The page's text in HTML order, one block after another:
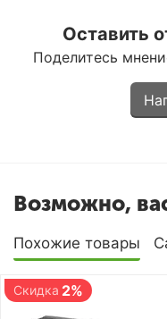
Оставить
Поделитесь
Возможно,
Похожие товары
Скидка 2%